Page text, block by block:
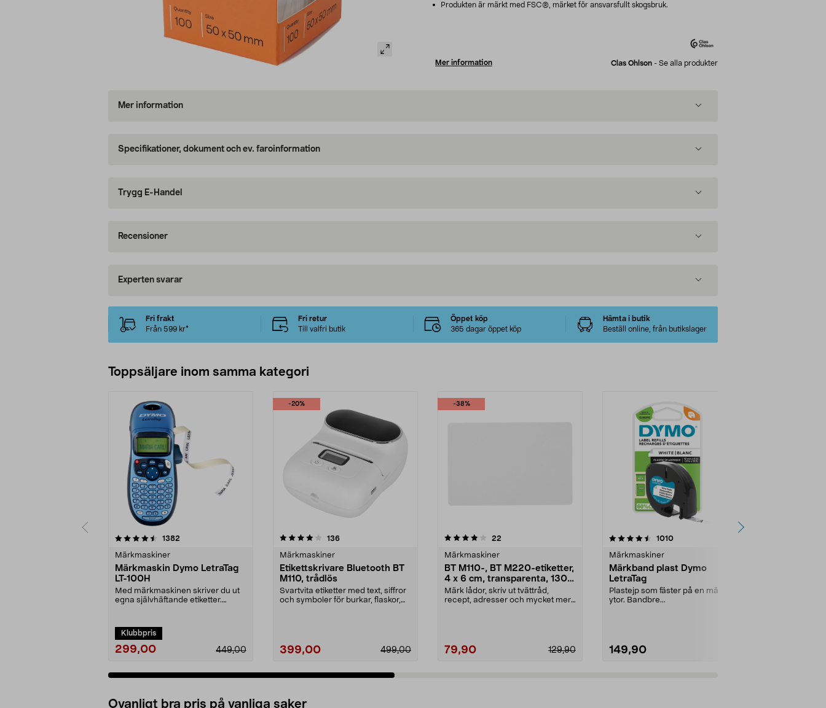
Produkten är märkt med FSC®, märket för ansvarsfullt skogsbruk.
Mer information Clas Ohlson - Se alla produkter
Mer information
Specifikationer, dokument och ev. faroinformation
Trygg E-Handel
Recensioner
Experten svarar
Fri frakt
Från 599 kr*
Fri retur
Till valfri butik
Öppet köp
365 dagar öppet köp
Hämta i butik
Beställ online, från butikslager
Toppsäljare inom samma kategori
1382
Märkmaskiner
Märkmaskin Dymo LetraTag
LT-100H
Med märkmaskinen skriver du ut
egna självhäftande etiketter.
Klubbpris
299,00 449,00
-20%
4.0 av 5 stjärnor 136recensioner
Märkmaskiner
Etikettskrivare Bluetooth BT
M110, trådlös
Svartvita etiketter med text, siffror
och symboler för burkar, flaskor,
399,00 499,00
-38%
4.0 av 5 stjärnor 22
Märkmaskiner
BT M110-, BT M220-etiketter,
4 x 6 cm, transparenta, 130-
pack
Märk lådor, skriv ut tvättråd,
recept, adresser och mycket mer.
79,90 129,90
4.5 av 5 stjärnor 1010recensioner
Märkmaskiner
Märkband plast Dymo
LetraTag
Plastejp som fäster på en mängd
ytor. Bandbre...
149,90
4.5 av 5 stjärnor
Ovanligt bra pris på vanliga saker